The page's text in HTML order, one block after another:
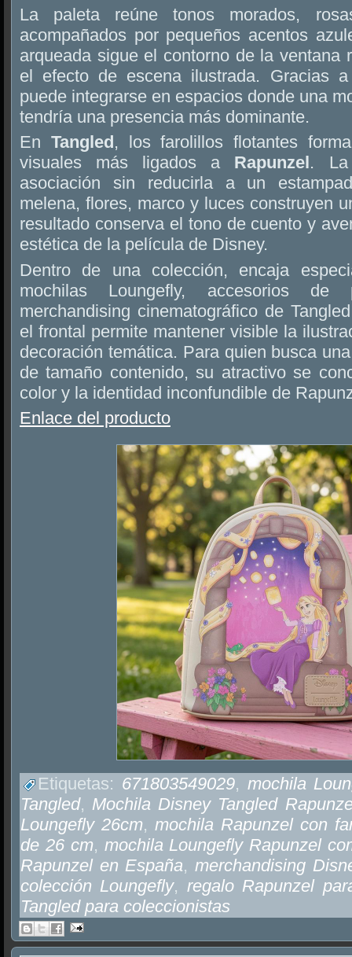
La paleta reúne tonos morados,
acompañados por pequeños acentos
arqueada sigue el contorno de la ventana
el efecto de escena ilustrada. Gracias
puede integrarse en espacios donde una
tendría una presencia más dominante.
En Tangled, los farolillos flotantes
visuales más ligados a Rapunzel. La
asociación sin reducirla a un
melena, flores, marco y luces construyen
resultado conserva el tono de cuento y
estética de la película de Disney.
Dentro de una colección, encaja
mochilas Loungefly, accesorios de
merchandising cinematográfico de
el frontal permite mantener visible la
decoración temática. Para quien busca
de tamaño contenido, su atractivo se
color y la identidad inconfundible de
Enlace del producto
Etiquetas: 671803549029, mochila
Tangled, Mochila Disney Tangled
Loungefly 26cm, mochila Rapunzel con
de 26 cm, mochila Loungefly Rapunzel
Rapunzel en España,merchandising
colección Loungefly, regalo Rapunzel
Tangled para coleccionistas